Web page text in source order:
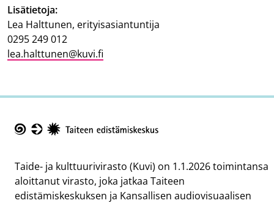
Lisätietoja:
Lea Halttunen, erityisasiantuntija
0295 249 012
lea.halttunen@kuvi.fi
Taide- ja kulttuurivirasto (Kuvi) on 1.1.2026 toimintansa
aloittanut virasto, joka jatkaa Taiteen
edistämiskeskuksen ja Kansallisen audiovisuaalisen